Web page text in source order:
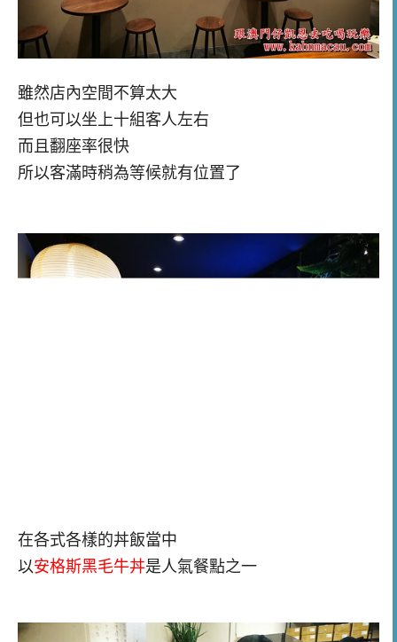
雖然店內空間不算太大
但也可以坐上十組客人左右
而且翻座率很快
所以客滿時稍為等候就有位置了
在各式各樣的丼飯當中
以安格斯黑毛牛丼是人氣餐點之一